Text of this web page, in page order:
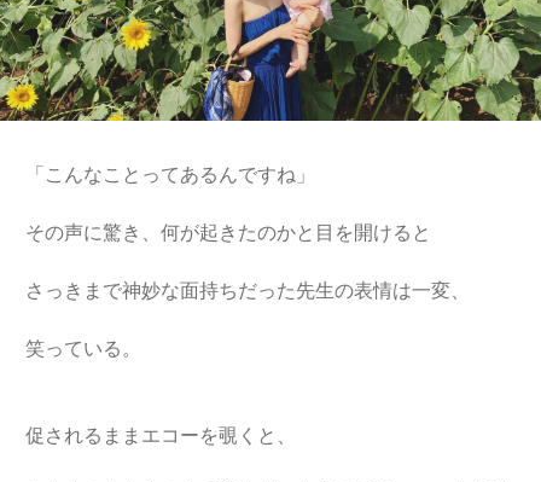
「こんなことってあるんですね」
その声に驚き、何が起きたのかと目を開けると
さっきまで神妙な面持ちだった先生の表情は一変、
笑っている。
促されるままエコーを覗くと、